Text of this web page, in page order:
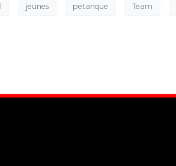
jeunes petanque Team